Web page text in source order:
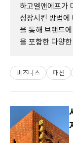
하고엘앤에프가
성장시킨 방법에
을 통해 브랜드
을 포함한 다양
비즈니스 패션